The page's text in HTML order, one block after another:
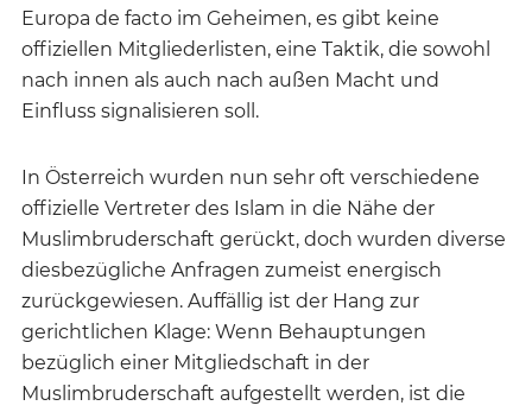
Europa de facto im Geheimen, es gibt keine
offiziellen Mitgliederlisten, eine Taktik, die sowohl
nach innen als auch nach außen Macht und
Einfluss signalisieren soll.
In Österreich wurden nun sehr oft verschiedene
offizielle Vertreter des Islam in die Nähe der
Muslimbruderschaft gerückt, doch wurden diverse
diesbezügliche Anfragen zumeist energisch
zurückgewiesen. Auffällig ist der Hang zur
gerichtlichen Klage: Wenn Behauptungen
bezüglich einer Mitgliedschaft in der
Muslimbruderschaft aufgestellt werden, ist die